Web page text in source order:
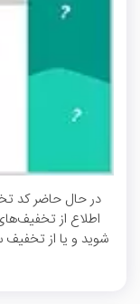
در حال حاضر کد
اطلاع از
شوید و یا از تخفیف